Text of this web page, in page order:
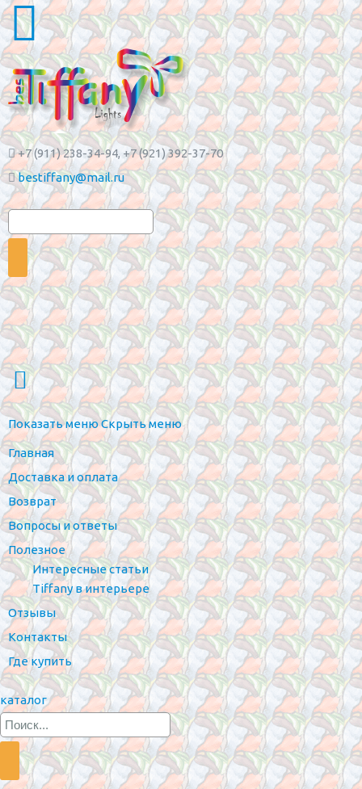
+7 (911) 238-34-94, +7 (921) 392-37-70
bestiffany@mail.ru
Показать менюСкрыть меню
Главная
Доставка и оплата
Возврат
Вопросы и ответы
Полезное
Интересные статьи
Tiffany в интерьере
Отзывы
Контакты
Где купить
каталог